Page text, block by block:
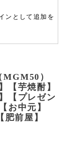
ンとして追加を
）
【芋焼酎】
【プレゼン
お中元】
前屋】